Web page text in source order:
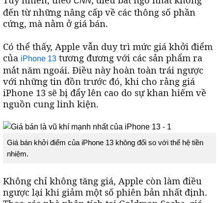
đến từ những nâng cấp về các thông số phần
cứng, mà nằm ở giá bán.
Có thể thấy, Apple vẫn duy trì mức giá khởi điểm
của iPhone 13 tương đương với các sản phẩm ra
mắt năm ngoái. Điều này hoàn toàn trái ngược
với những tin đồn trước đó, khi cho rằng giá
iPhone 13 sẽ bị đẩy lên cao do sự khan hiếm về
nguồn cung linh kiện.
Giá bán khởi điểm của iPhone 13 không đổi so với thế hệ tiền
nhiệm.
Không chỉ không tăng giá, Apple còn làm điều
ngược lại khi giảm một số phiên bản nhất định.